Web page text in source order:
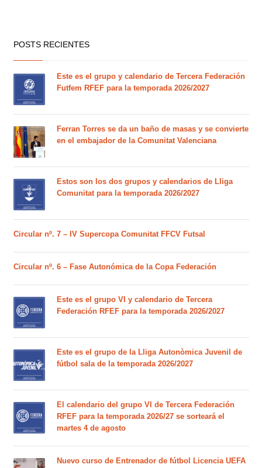
POSTS RECIENTES
Este es el grupo y calendario de Tercera Federación
Futfem RFEF para la temporada 2026/2027
Ferran Torres se da un baño de masas y se convierte
en el embajador de la Comunitat Valenciana
Estos son los dos grupos y calendarios de Lliga
Comunitat para la temporada 2026/2027
Circular nº. 7 – IV Supercopa Comunitat FFCV Futsal
Circular nº. 6 – Fase Autonómica de la Copa Federación
Este es el grupo VI y calendario de Tercera
Federación RFEF para la temporada 2026/2027
Este es el grupo de la Lliga Autonòmica Juvenil de
fútbol sala de la temporada 2026/2027
El calendario del grupo VI de Tercera Federación
RFEF para la temporada 2026/27 se sorteará el
martes 4 de agosto
Nuevo curso de Entrenador de fútbol Licencia UEFA